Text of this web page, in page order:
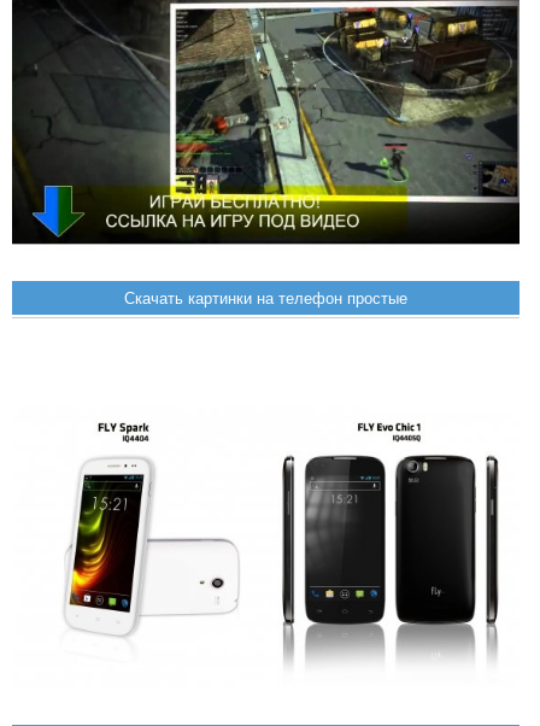
Скачать картинки на телефон простые